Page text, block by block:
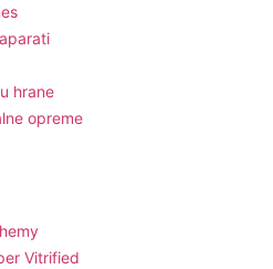
hrane
opreme
Vitrified